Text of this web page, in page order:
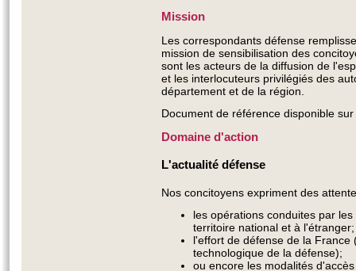
Mission
Les correspondants défense
mission de sensibilisation des
sont les acteurs de la diffusion de
et les interlocuteurs privilégiés des
département et de la région.
Document de référence disponible sur
Domaine d'action
L'actualité défense
Nos concitoyens expriment des
les opérations conduites par
territoire national et à l'étranger;
l'effort de défense de la France
technologique de la défense);
ou encore les modalités